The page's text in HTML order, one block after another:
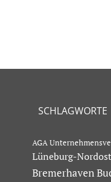
SCHLAGWORTE
AGA
Lüneburg-
Bremerhaven